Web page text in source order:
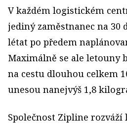
V každém logistickém
jediný zaměstnanec na 30
létat po předem
Maximálně se ale letouny
na cestu dlouhou celkem
unesou nanejvýš 1,8
Společnost Zipline